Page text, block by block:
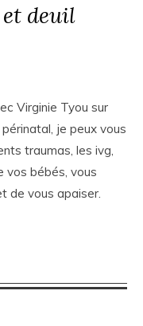
deuil
Virginie Tyou sur
je peux vous
traumas, les ivg,
vos bébés, vous
de vous apaiser.